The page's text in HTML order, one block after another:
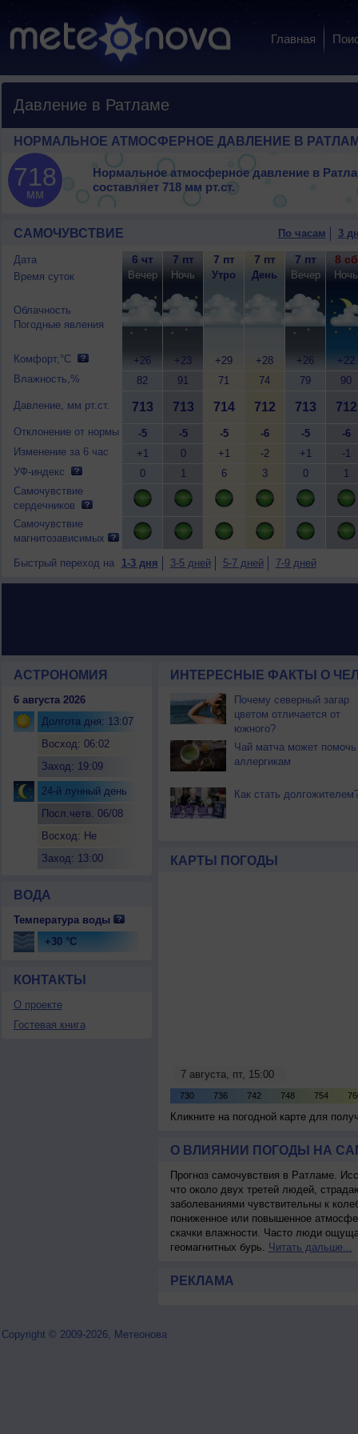
Главная
Давление в Ратламе
НОРМАЛЬНОЕ АТМОСФЕРНОЕ ДАВЛЕНИЕ В
718
мм
Нормальное атмосферное давление в
составляет 718 мм рт.ст.
САМОЧУВСТВИЕ По часам 3
Дата
Время суток
Облачность
Погодные явления
Комфорт,°C
Влажность,%
Давление, мм рт.ст.
Отклонение от нормы
Изменение за 6 час
УФ-индекс
Самочувствие
сердечников
Самочувствие
магнитозависимых
6 чт
Вечер
+26
82
713
-5
+1
0
7 пт
Ночь
+23
91
713
-5
0
1
7 пт
Утро
+29
71
714
-5
+1
6
7 пт
День
+28
74
712
-6
-2
3
7 пт
Вечер
+26
79
713
-5
+1
0
8 сб
Ночь
+22
90
712
-6
-1
1
Быстрый переход на 1-3 дня 3-5 дней 5-7 дней 7-9 дней
АСТРОНОМИЯ
6 августа 2026
Долгота дня: 13:07
Восход: 06:02
Заход: 19:09
24-й лунный день
Посл.четв. 06/08
Восход: Не
Заход: 13:00
ВОДА
Температура воды
+30 °C
КОНТАКТЫ
О проекте
Гостевая книга
ИНТЕРЕСНЫЕ ФАКТЫ О
Почему северный загар
цветом отличается от
южного?
Чай матча может помочь
аллергикам
Как стать
КАРТЫ ПОГОДЫ
Кликните на погодной карте для
О ВЛИЯНИИ ПОГОДЫ НА
Прогноз самочувствия в Ратламе.
что около двух третей людей,
заболеваниями чувствительны к
пониженное или повышенное
скачки влажности. Часто люди
геомагнитных бурь. Читать дальше...
РЕКЛАМА
Copyright © 2009-2026, Метеонова